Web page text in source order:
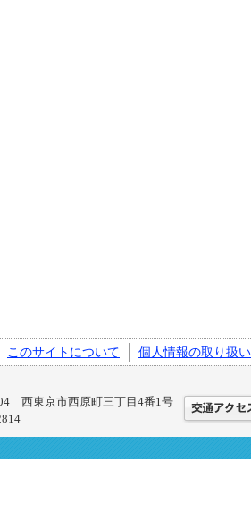
このサイトについて 個人情報の取り扱い
西東京市西原町三丁目4番1号